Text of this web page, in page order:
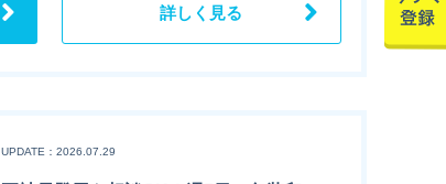
詳しく見る
UPDATE：2026.07.29